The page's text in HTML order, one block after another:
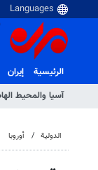
الرئيسية إيران
آسيا والمحيط
الدولية أوروبا